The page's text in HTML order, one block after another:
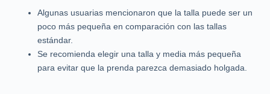
Algunas usuarias mencionaron que la talla puede ser un
poco más pequeña en comparación con las tallas
estándar.
Se recomienda elegir una talla y media más pequeña
para evitar que la prenda parezca demasiado holgada.